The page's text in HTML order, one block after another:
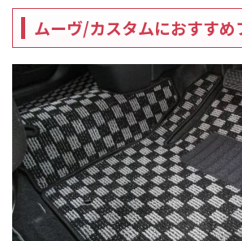
ムーヴ/カスタムにおすすめ